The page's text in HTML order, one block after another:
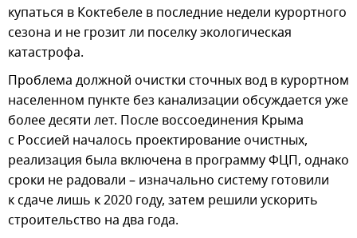
купаться в Коктебеле в последние недели курортного
сезона и не грозит ли поселку экологическая
катастрофа.
Проблема должной очистки сточных вод в курортном
населенном пункте без канализации обсуждается уже
более десяти лет. После воссоединения Крыма
с Россией началось проектирование очистных,
реализация была включена в программу ФЦП, однако
сроки не радовали – изначально систему готовили
к сдаче лишь к 2020 году, затем решили ускорить
строительство на два года.